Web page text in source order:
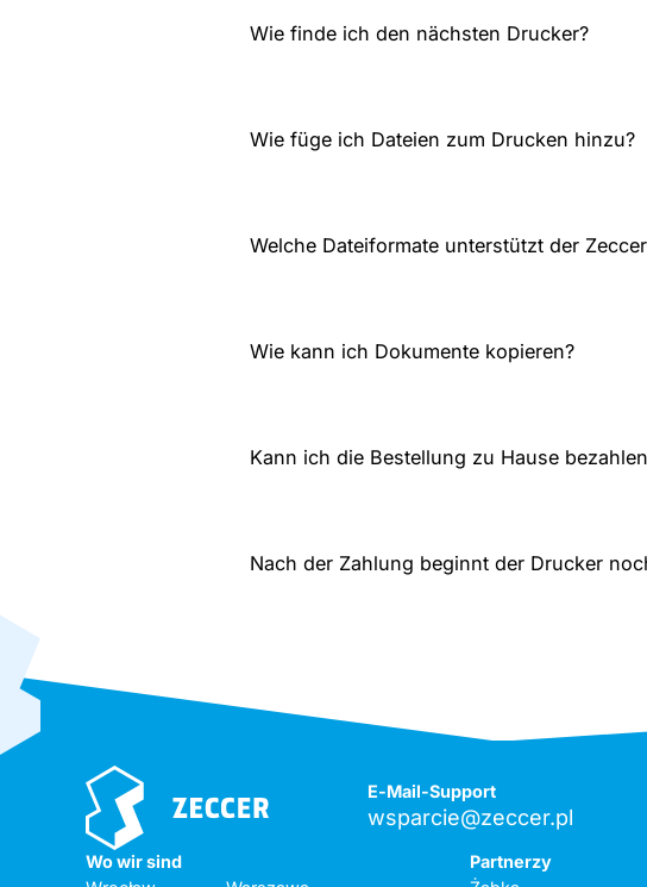
Wie finde ich den nächsten Drucker?
Wie füge ich Dateien zum Drucken hinzu?
Welche Dateiformate unterstützt der
Wie kann ich Dokumente kopieren?
Kann ich die Bestellung zu Hause
Nach der Zahlung beginnt der Drucker
E-Mail-Support
wsparcie@zeccer.pl
Wo wir sind
Partnerzy